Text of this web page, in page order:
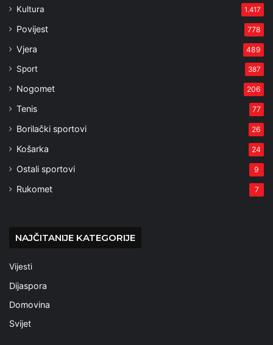
Kultura 1.417
Povijest 778
Vjera 489
Sport 387
Nogomet 206
Tenis 77
Borilački sportovi 26
Košarka 24
Ostali sportovi 9
Rukomet 7
NAJČITANIJE KATEGORIJE
Vijesti
Dijaspora
Domovina
Svijet